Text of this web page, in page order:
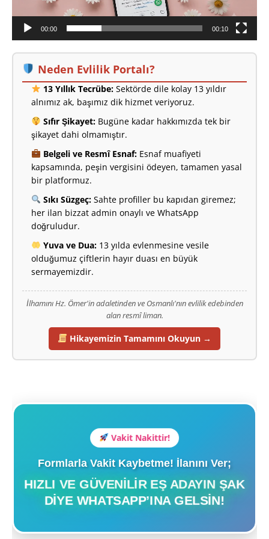
00:00 00:10
Neden Evlilik Portalı?
13 Yıllık Tecrübe:Sektörde dile kolay 13 yıldır
alnımız ak, başımız dik hizmet veriyoruz.
Sıfır Şikayet:Bugüne kadar hakkımızda tek bir
şikayet dahi olmamıştır.
Belgeli ve Resmî Esnaf:Esnaf muafiyeti
kapsamında, peşin vergisini ödeyen, tamamen yasal
bir platformuz.
Sıkı Süzgeç:Sahte profiller bu kapıdan giremez;
her ilan bizzat admin onaylı ve WhatsApp
doğruludur.
Yuva ve Dua:13 yılda evlenmesine vesile
olduğumuz çiftlerin hayır duası en büyük
sermayemizdir.
İlhamını Hz. Ömer'in adaletinden ve Osmanlı'nın evlilik edebinden
alan resmî liman.
Hikayemizin Tamamını Okuyun →
Vakit Nakittir!
Formlarla Vakit Kaybetme! İlanını Ver;
HIZLI VE GÜVENILIR EŞ ADAYIN ŞAK
DIYE WHATSAPP’INA GELSIN!